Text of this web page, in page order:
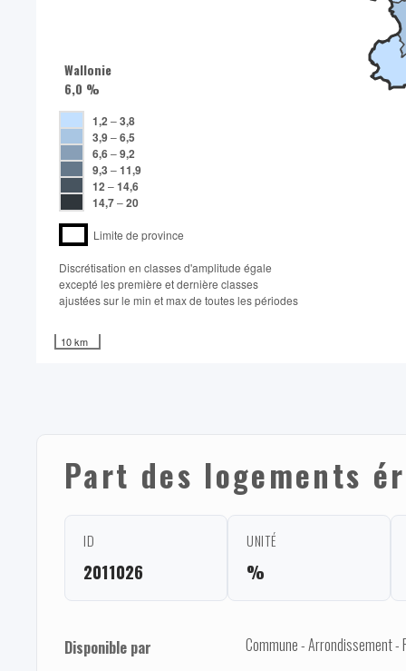
Wallonie
6,0 %
1,2 –3,8
3,9–6,5
6,6–9,2
9,3 –11,9
12 –14,6
14,7–20
Limite de province
Discrétisation en classes d'amplitude égale​
excepté les première et dernière classes
ajustées sur le min et max de toutes les périodes
10 km
Part des logements
ID
2011026
UNITÉ
%
Disponible par
Commune - Arrondissement -